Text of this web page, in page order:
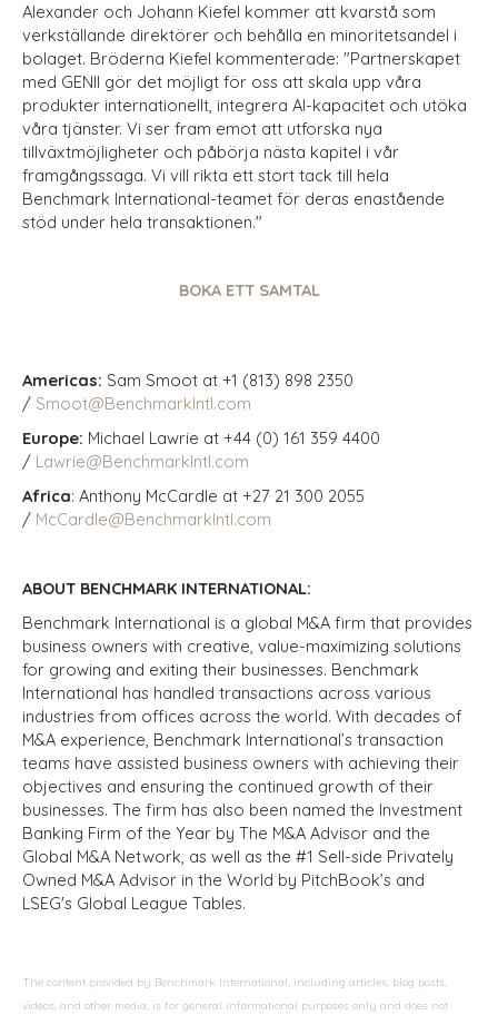
Alexander och Johann Kiefel kommer att kvarstå som
verkställande direktörer och behålla en minoritetsandel i
bolaget. Bröderna Kiefel kommenterade: "Partnerskapet
med GENII gör det möjligt för oss att skala upp våra
produkter internationellt, integrera AI-kapacitet och utöka
våra tjänster. Vi ser fram emot att utforska nya
tillväxtmöjligheter och påbörja nästa kapitel i vår
framgångssaga. Vi vill rikta ett stort tack till hela
Benchmark International-teamet för deras enastående
stöd under hela transaktionen."
BOKA ETT SAMTAL
Americas: Sam Smoot at +1 (813) 898 2350
/ Smoot@BenchmarkIntl.com
Europe: Michael Lawrie at +44 (0) 161 359 4400
/ Lawrie@BenchmarkIntl.com
Africa: Anthony McCardle at +27 21 300 2055
/ McCardle@BenchmarkIntl.com
ABOUT BENCHMARK INTERNATIONAL:
Benchmark International is a global M&A firm that provides
business owners with creative, value-maximizing solutions
for growing and exiting their businesses. Benchmark
International has handled transactions across various
industries from offices across the world. With decades of
M&A experience, Benchmark International’s transaction
teams have assisted business owners with achieving their
objectives and ensuring the continued growth of their
businesses. The firm has also been named the Investment
Banking Firm of the Year by The M&A Advisor and the
Global M&A Network, as well as the #1 Sell-side Privately
Owned M&A Advisor in the World by PitchBook’s and
LSEG's Global League Tables.
The content provided by Benchmark International, including articles, blog posts,
videos, and other media, is for general informational purposes only and does not